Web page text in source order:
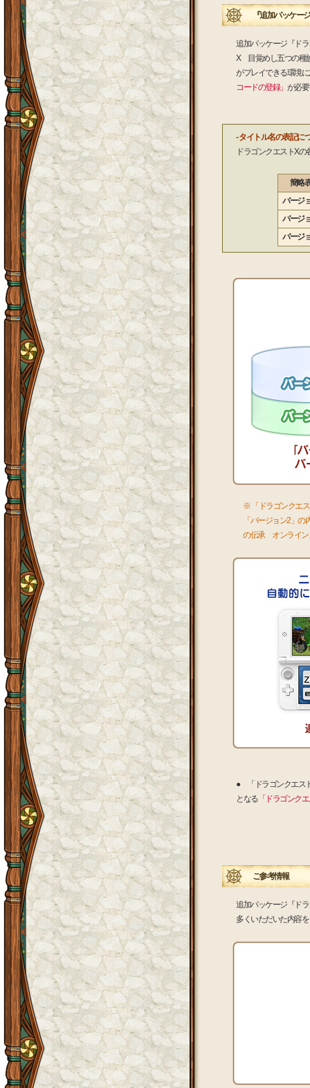
『追加パッケー
追加パッケージ『ド
X 目覚めし五つの種
がプレイできる環境
コードの登録」 が必
- タイトル名の表記に
ドラゴンクエストX
簡略
バージ
バージ
バージ
※ 「ドラゴンクエ
「バージョン2」
の伝承 オンライン
● 「ドラゴンクエス
となる「ドラゴンク
ご参考情報
追加パッケージ『ド
多くいただいた内容